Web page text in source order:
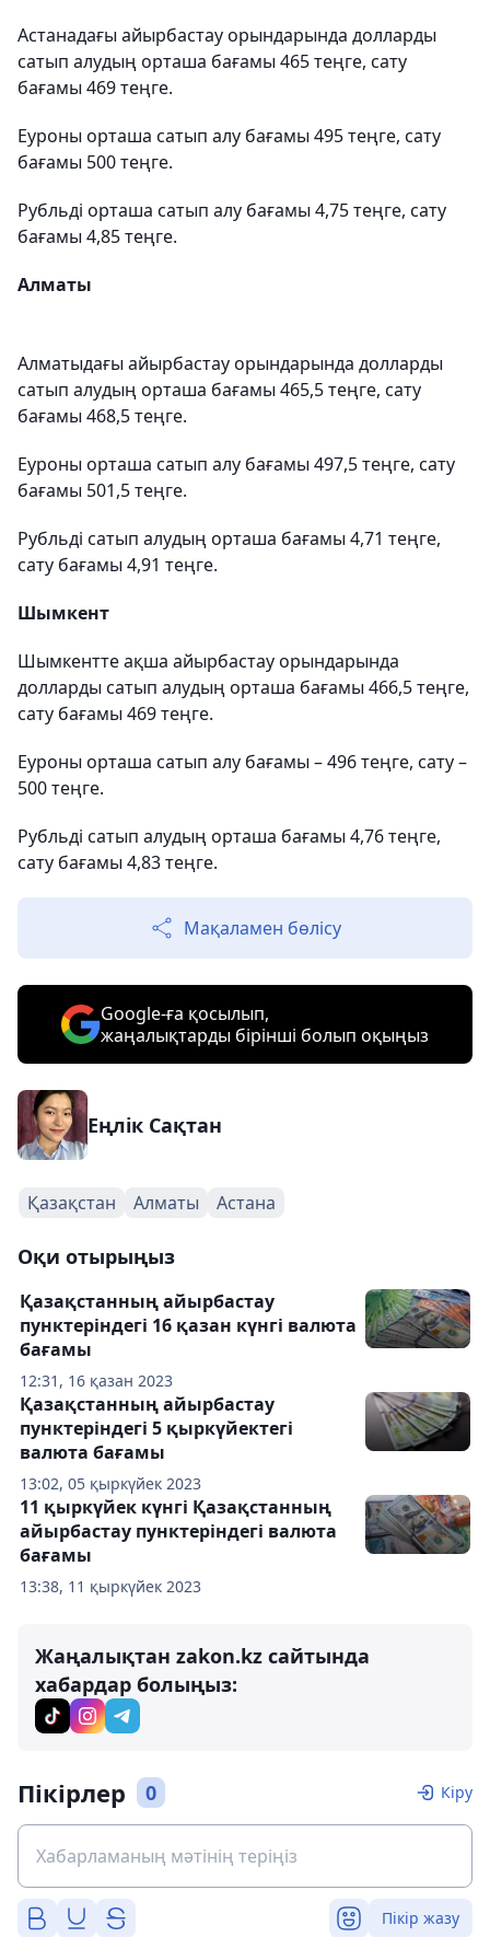
Астанадағы айырбастау орындарында долларды
сатып алудың орташа бағамы 465 теңге, сату
бағамы 469 теңге.
Еуроны орташа сатып алу бағамы 495 теңге, сату
бағамы 500 теңге.
Рубльді орташа сатып алу бағамы 4,75 теңге, сату
бағамы 4,85 теңге.
Алматы
Алматыдағы айырбастау орындарында долларды
сатып алудың орташа бағамы 465,5 теңге, сату
бағамы 468,5 теңге.
Еуроны орташа сатып алу бағамы 497,5 теңге, сату
бағамы 501,5 теңге.
Рубльді сатып алудың орташа бағамы 4,71 теңге,
сату бағамы 4,91 теңге.
Шымкент
Шымкентте ақша айырбастау орындарында
долларды сатып алудың орташа бағамы 466,5 теңге,
сату бағамы 469 теңге.
Еуроны орташа сатып алу бағамы – 496 теңге, сату –
500 теңге.
Рубльді сатып алудың орташа бағамы 4,76 теңге,
сату бағамы 4,83 теңге.
Мақаламен бөлісу
Google-ға қосылып,
жаңалықтарды бірінші болып оқыңыз
Еңлік Сақтан
Қазақстан Алматы Астана
Оқи отырыңыз
12:31, 16 қазан 2023
Қазақстанның айырбастау
пунктеріндегі 16 қазан күнгі валюта
бағамы
13:02, 05 қыркүйек 2023
Қазақстанның айырбастау
пунктеріндегі 5 қыркүйектегі
валюта бағамы
13:38, 11 қыркүйек 2023
11 қыркүйек күнгі Қазақстанның
айырбастау пунктеріндегі валюта
бағамы
Жаңалықтан zakon.kz сайтында
хабардар болыңыз:
Пікірлер 0 Кіру
Пікір жазу